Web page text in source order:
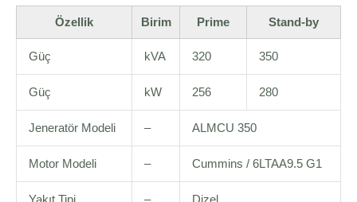
Özellik Birim Prime Stand-by
Güç kVA 320 350
Güç kW 256 280
Jeneratör Modeli – ALMCU 350
Motor Modeli – Cummins / 6LTAA9.5 G1